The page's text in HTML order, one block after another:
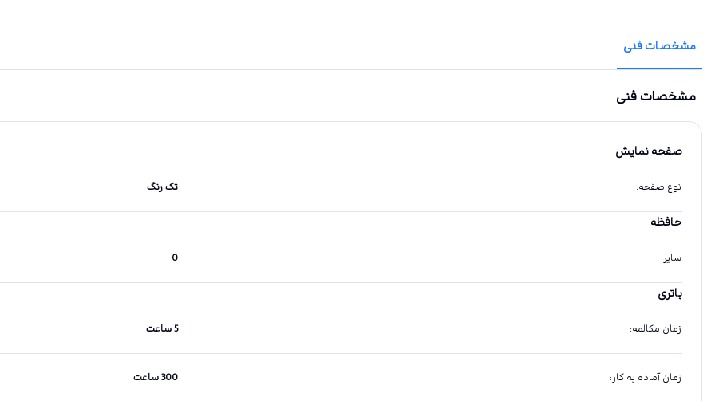
مشخصات فنی
مشخصات فنی
صفحه نمایش
نوع صفحه: تک رنگ
حافظه
سایر:
0
باتری
زمان مکالمه: 5 ساعت
زمان آماده به کار: 300 ساعت